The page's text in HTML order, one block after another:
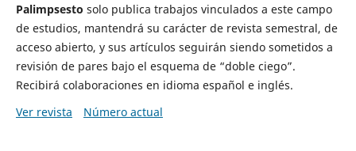
Palimpsesto solo publica trabajos vinculados a este campo
de estudios, mantendrá su carácter de revista semestral, de
acceso abierto, y sus artículos seguirán siendo sometidos a
revisión de pares bajo el esquema de “doble ciego”.
Recibirá colaboraciones en idioma español e inglés.
Ver revista
Número actual